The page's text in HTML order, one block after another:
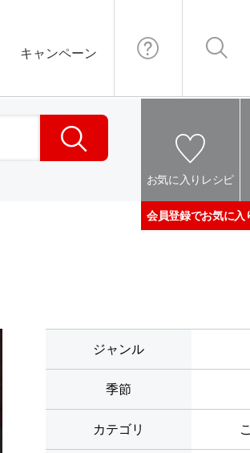
キャンペーン
お問い合わ 検索
お気に入りレシピ
会員登録でお気に入
ジャンル
季節
カテゴリ